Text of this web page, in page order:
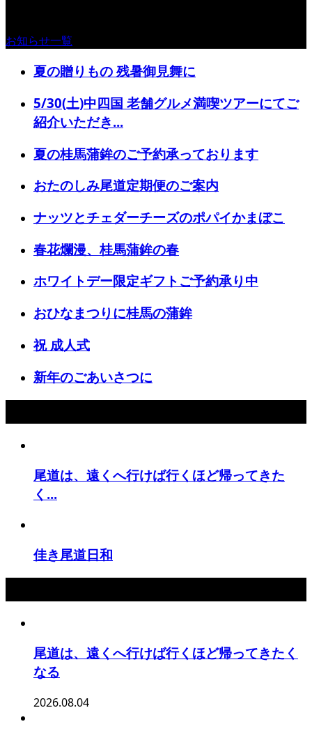
お知らせ一覧
夏の贈りもの 残暑御見舞に
5/30(土)中四国 老舗グルメ満喫ツアーにてご
紹介いただき...
夏の桂馬蒲鉾のご予約承っております
おたのしみ尾道定期便のご案内
ナッツとチェダーチーズのポパイかまぼこ
春花爛漫、桂馬蒲鉾の春
ホワイトデー限定ギフトご予約承り中
おひなまつりに桂馬の蒲鉾
祝 成人式
新年のごあいさつに
尾道は、遠くへ行けば行くほど帰ってきた
く...
佳き尾道日和
尾道は、遠くへ行けば行くほど帰ってきたく
なる
2026.08.04